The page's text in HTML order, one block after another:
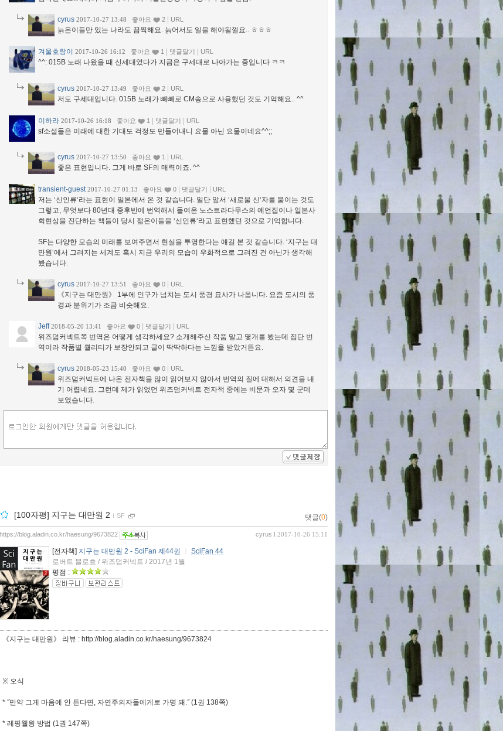
cyrus 2017-10-27 13:48 좋아요 2 URL
늙은이들만 있는 나라도 끔찍해요. 늙어서도 일을 해야될껄요.. ㅎㅎㅎ
겨울호랑이 2017-10-26 16:12 좋아요 1 댓글달기 URL
^^: 015B 노래 나왔을 때 신세대였다가 지금은 구세대로 나아가는 중입니다 ㅋㅋ
cyrus 2017-10-27 13:49 좋아요 2 URL
저도 구세대입니다. 015B 노래가 빼빼로 CM송으로 사용했던 것도 기억해요.. ^^
이하라 2017-10-26 16:18 좋아요 1 댓글달기 URL
sf소설들은 미래에 대한 기대도 걱정도 만들어내니 요물 아닌 요물이네요^^;;
cyrus 2017-10-27 13:50 좋아요 1 URL
좋은 표현입니다. 그게 바로 SF의 매력이죠. ^^
transient-guest 2017-10-27 01:13 좋아요 0 댓글달기 URL
저는 ‘신인류‘라는 표현이 일본에서 온 것 같습니다. 일단 앞서 ‘새로울 신‘자를 붙이는 것도
그렇고, 무엇보다 80년대 중후반에 번역해서 들여온 노스트라다무스의 예언집이나 일본사
회현상을 진단하는 책들이 당시 젊은이들을 ‘신인류‘라고 표현했던 것으로 기억합니다.
SF는 다양한 모습의 미래를 보여주면서 현실을 투영한다는 얘길 본 것 같습니다. ‘지구는 대
만원‘에서 그려지는 세계도 혹시 지금 우리의 모습이 우화적으로 그려진 건 아닌가 생각해
봤습니다.
cyrus 2017-10-27 13:51 좋아요 0 URL
《지구는 대만원》 1부에 인구가 넘치는 도시 풍경 묘사가 나옵니다. 요즘 도시의 풍
경과 분위기가 조금 비슷해요.
Jeff 2018-05-20 13:41 좋아요 0 댓글달기 URL
위즈덤커넥트쪽 번역은 어떻게 생각하세요? 소개해주신 작품 말고 몇개를 봤는데 집단 번
역이라 작품별 퀄리티가 보장안되고 글이 딱딱하다는 느낌을 받았거든요.
cyrus 2018-05-23 15:40 좋아요 0 URL
위즈덤커넥트에 나온 전자책을 많이 읽어보지 않아서 번역의 질에 대해서 의견을 내
기 어렵네요. 그런데 제가 읽었던 위즈덤커넥트 전자책 중에는 비문과 오자 몇 군데
보였습니다.
[100자평] 지구는 대만원 2 ｌ SF 댓글(0)
cyrus l 2017-10-26 15:11
https://blog.aladin.co.kr/haesung/9673822
[전자책] 지구는 대만원 2 - SciFan 제44권
SciFan 44
로버트 블로흐 / 위즈덤커넥트 / 2017년 1월
평점 :
《지구는 대만원》 리뷰 : http://blog.aladin.co.kr/haesung/9673824
※ 오식
* ˝만약 그게 마음에 안 든다면, 자연주의자들에게로 가명 돼.˝ (1권 138쪽)
* 레핑웰읭 방법 (1권 147쪽)